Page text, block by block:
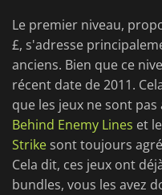
Le premier niveau,
£, s'adresse
anciens. Bien que ce
récent date de 2011.
que les jeux ne sont pas
Behind Enemy Lines et
Strike sont toujours
Cela dit, ces jeux ont
bundles, vous les avez